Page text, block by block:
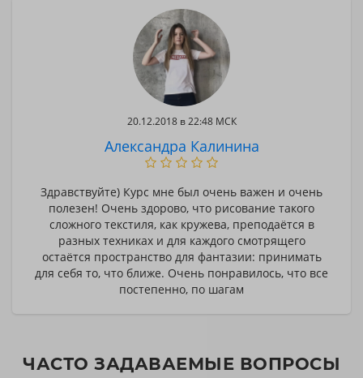
20.12.2018 в 22:48 МСК
Александра Калинина
Здравствуйте) Курс мне был очень важен и очень
полезен! Очень здорово, что рисование такого
сложного текстиля, как кружева, преподаётся в
разных техниках и для каждого смотрящего
остаётся пространство для фантазии: принимать
для себя то, что ближе. Очень понравилось, что все
постепенно, по шагам
ЧАСТО ЗАДАВАЕМЫЕ ВОПРОСЫ